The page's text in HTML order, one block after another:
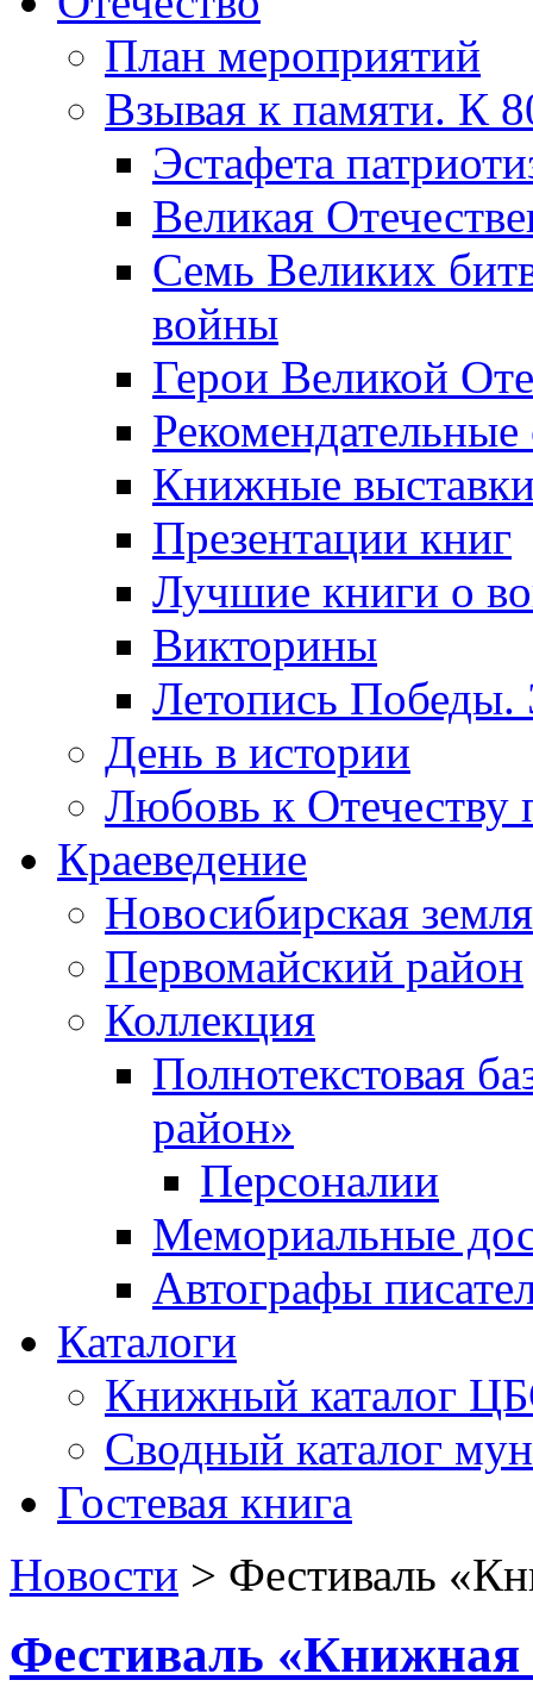
План мероприятий
Взывая к памяти. К
Эcтафета
Великая
Семь Великих
войны
Герои Великой
Рекомендательные
Книжные
Презентации книг
Лучшие книги о
Викторины
Летопись Победы.
День в истории
Любовь к Отечеству
Краеведение
Новосибирская земля
Первомайский район
Коллекция
Полнотекстовая
район»
Персоналии
Мемориальные
Автографы
Каталоги
Книжный каталог
Сводный каталог
Гостевая книга
Новости > Фестиваль
Фестиваль